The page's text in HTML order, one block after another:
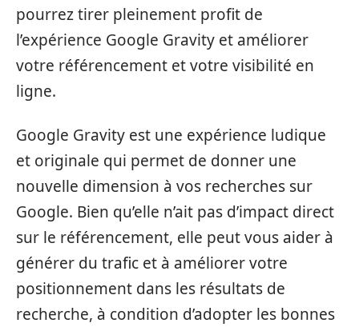
pourrez tirer pleinement profit de
l’expérience Google Gravity et améliorer
votre référencement et votre visibilité en
ligne.
Google Gravity est une expérience ludique
et originale qui permet de donner une
nouvelle dimension à vos recherches sur
Google. Bien qu’elle n’ait pas d’impact direct
sur le référencement, elle peut vous aider à
générer du trafic et à améliorer votre
positionnement dans les résultats de
recherche, à condition d’adopter les bonnes